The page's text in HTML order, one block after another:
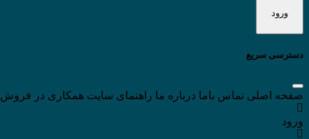
دسترسی سریع
صفحه اصلی تماس باما درباره ما راهنمای سایت همکاری در فروش
ورود